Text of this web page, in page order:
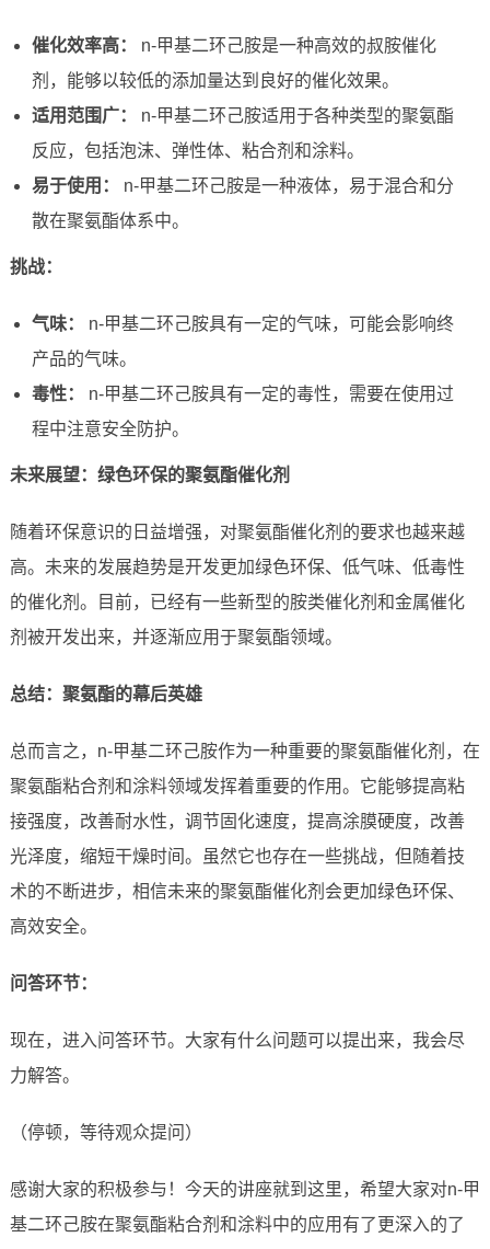
催化效率高：
n-甲基二环己胺是一种高效的叔胺催化
剂，能够以较低的添加量达到良好的催化效果。
适用范围广：
n-甲基二环己胺适用于各种类型的聚氨酯
反应，包括泡沫、弹性体、粘合剂和涂料。
易于使用：
n-甲基二环己胺是一种液体，易于混合和分
散在聚氨酯体系中。
挑战：
气味：
n-甲基二环己胺具有一定的气味，可能会影响终
产品的气味。
毒性：
n-甲基二环己胺具有一定的毒性，需要在使用过
程中注意安全防护。
未来展望：绿色环保的聚氨酯催化剂
随着环保意识的日益增强，对聚氨酯催化剂的要求也越来越
高。未来的发展趋势是开发更加绿色环保、低气味、低毒性
的催化剂。目前，已经有一些新型的胺类催化剂和金属催化
剂被开发出来，并逐渐应用于聚氨酯领域。
总结：聚氨酯的幕后英雄
总而言之，n-甲基二环己胺作为一种重要的聚氨酯催化剂，在
聚氨酯粘合剂和涂料领域发挥着重要的作用。它能够提高粘
接强度，改善耐水性，调节固化速度，提高涂膜硬度，改善
光泽度，缩短干燥时间。虽然它也存在一些挑战，但随着技
术的不断进步，相信未来的聚氨酯催化剂会更加绿色环保、
高效安全。
问答环节：
现在，进入问答环节。大家有什么问题可以提出来，我会尽
力解答。
（停顿，等待观众提问）
感谢大家的积极参与！今天的讲座就到这里，希望大家对n-甲
基二环己胺在聚氨酯粘合剂和涂料中的应用有了更深入的了